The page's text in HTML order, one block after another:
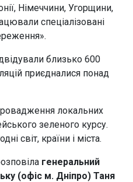
Німеччини, Угорщини,
спеціалізовані
близько 600
приєдналися понад
локальних
зеленого курсу.
світ, країни і міста.
генеральний
(офіс м. Дніпро) Таня